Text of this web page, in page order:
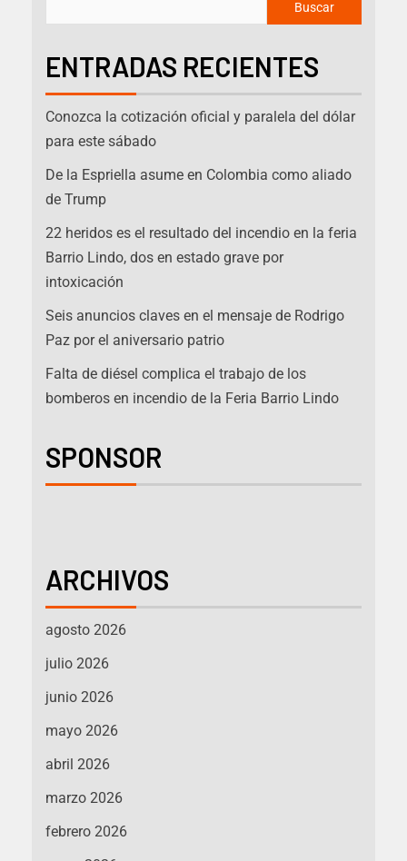
Buscar
ENTRADAS RECIENTES
Conozca la cotización oficial y paralela del dólar
para este sábado
De la Espriella asume en Colombia como aliado
de Trump
22 heridos es el resultado del incendio en la feria
Barrio Lindo, dos en estado grave por
intoxicación
Seis anuncios claves en el mensaje de Rodrigo
Paz por el aniversario patrio
Falta de diésel complica el trabajo de los
bomberos en incendio de la Feria Barrio Lindo
SPONSOR
ARCHIVOS
agosto 2026
julio 2026
junio 2026
mayo 2026
abril 2026
marzo 2026
febrero 2026